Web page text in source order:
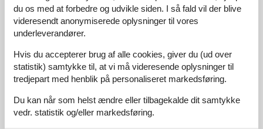
Kundeservice
info@vacasol.dk
Åbningstider
Find os
du os med at forbedre og udvikle siden. I så fald vil der blive
videresendt anonymiserede oplysninger til vores
underleverandører.
Hvis du accepterer brug af alle cookies, giver du (ud over
statistik) samtykke til, at vi må videresende oplysninger til
tredjepart med henblik på personaliseret markedsføring.
Du kan når som helst ændre eller tilbagekalde dit samtykke
vedr. statistik og/eller markedsføring.